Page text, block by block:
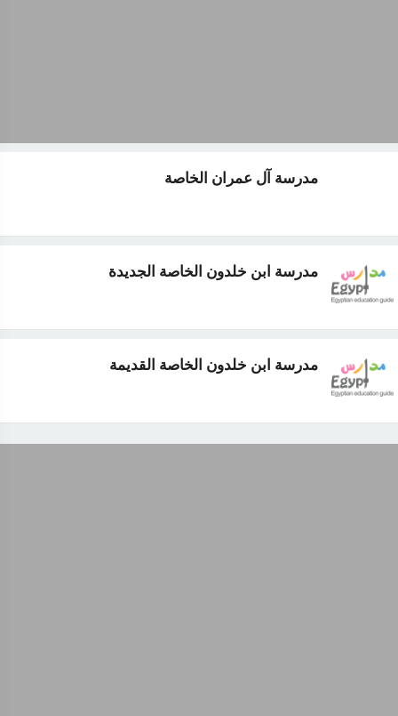
مدرسة آل عمران الخاصة
مدرسة ابن خلدون الخاصة الجديدة
مدرسة ابن خلدون الخاصة القديمة